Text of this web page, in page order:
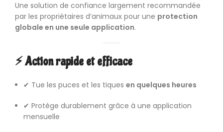
Une solution de confiance largement recommandée
par les propriétaires d’animaux pour une protection
globale en une seule application.
⚡ Action rapide et efficace
✔ Tue les puces et les tiques en quelques heures
✔ Protège durablement grâce à une application
mensuelle